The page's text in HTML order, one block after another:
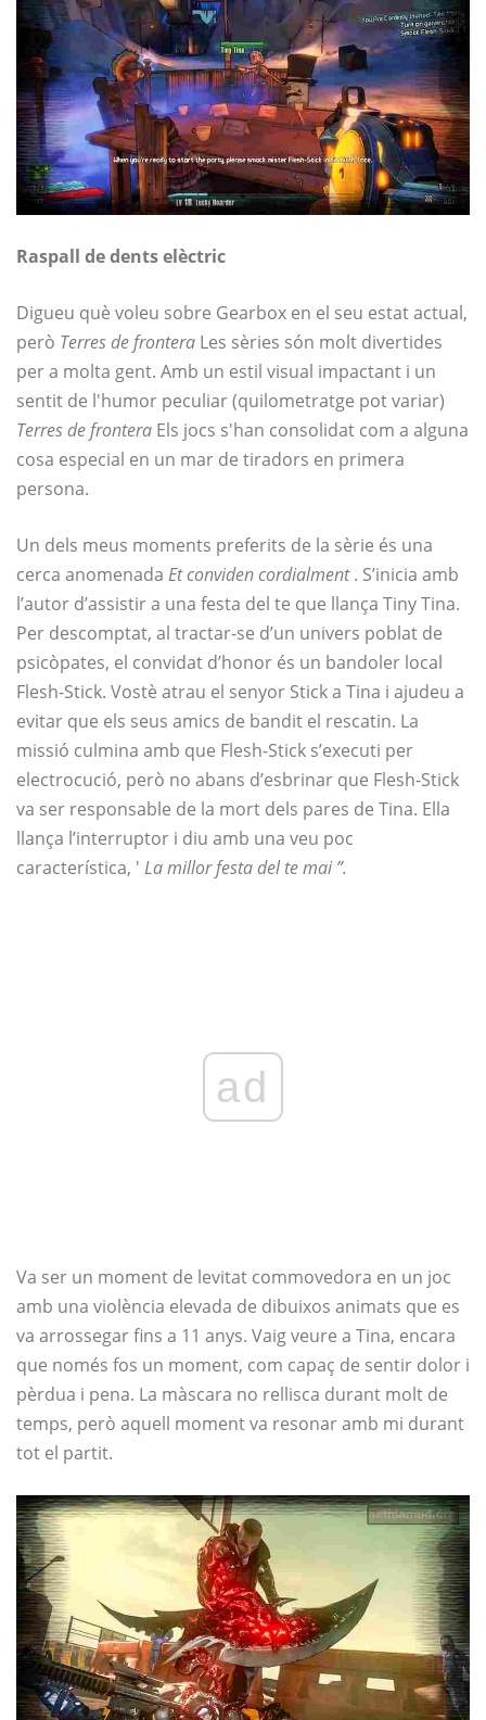
Raspall de dents elèctric
Digueu què voleu sobre Gearbox en el seu estat actual,
però Terres de frontera Les sèries són molt divertides
per a molta gent. Amb un estil visual impactant i un
sentit de l'humor peculiar (quilometratge pot variar)
Terres de frontera Els jocs s'han consolidat com a alguna
cosa especial en un mar de tiradors en primera
persona.
Un dels meus moments preferits de la sèrie és una
cerca anomenada Et conviden cordialment. S’inicia amb
l’autor d’assistir a una festa del te que llança Tiny Tina.
Per descomptat, al tractar-se d’un univers poblat de
psicòpates, el convidat d’honor és un bandoler local
Flesh-Stick. Vostè atrau el senyor Stick a Tina i ajudeu a
evitar que els seus amics de bandit el rescatin. La
missió culmina amb que Flesh-Stick s’executi per
electrocució, però no abans d’esbrinar que Flesh-Stick
va ser responsable de la mort dels pares de Tina. Ella
llança l’interruptor i diu amb una veu poc
característica, ' La millor festa del te mai ”.
ad
Va ser un moment de levitat commovedora en un joc
amb una violència elevada de dibuixos animats que es
va arrossegar fins a 11 anys. Vaig veure a Tina, encara
que només fos un moment, com capaç de sentir dolor i
pèrdua i pena. La màscara no rellisca durant molt de
temps, però aquell moment va resonar amb mi durant
tot el partit.